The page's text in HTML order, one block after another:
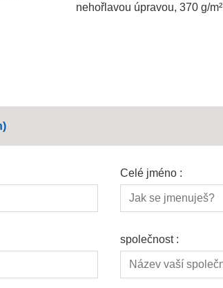
nehořlavou úpravou, 370 g/m²
Celé jméno :
společnost :